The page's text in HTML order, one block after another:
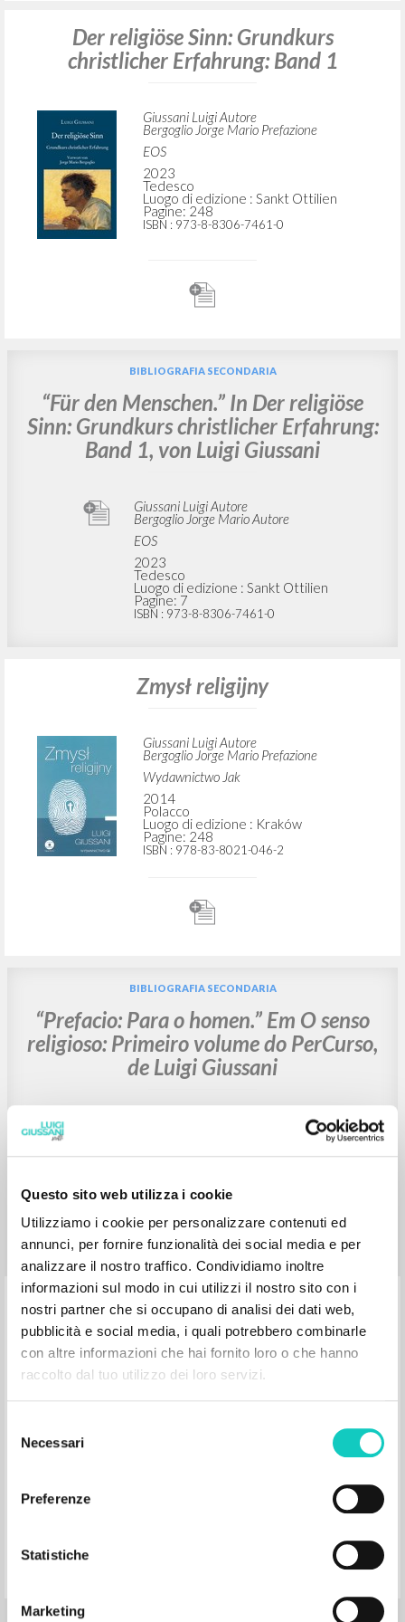
Questo sito web utilizza i cookie
Utilizziamo i cookie per personalizzare contenuti ed
annunci, per fornire funzionalità dei social media e per
analizzare il nostro traffico. Condividiamo inoltre
informazioni sul modo in cui utilizzi il nostro sito con i
nostri partner che si occupano di analisi dei dati web,
pubblicità e social media, i quali potrebbero combinarle
con altre informazioni che hai fornito loro o che hanno
raccolto dal tuo utilizzo dei loro servizi.
delNecessari
Preferenze
Statistiche
Marketing
Der religiöse Sinn: Grundkurs
christlicher Erfahrung: Band 1
Giussani Luigi Autore
Bergoglio Jorge Mario Prefazione
EOS
2023
Tedesco
Luogo di edizione : Sankt Ottilien
Pagine: 248
ISBN : 973-8-8306-7461-0
BIBLIOGRAFIA SECONDARIA
“Für den Menschen.” In Der religiöse
Sinn: Grundkurs christlicher Erfahrung:
Band 1, von Luigi Giussani
Giussani Luigi Autore
Bergoglio Jorge Mario Autore
EOS
2023
Tedesco
Luogo di edizione : Sankt Ottilien
Pagine: 7
ISBN : 973-8-8306-7461-0
Zmysł religijny
Giussani Luigi Autore
Bergoglio Jorge Mario Prefazione
Wydawnictwo Jak
2014
Polacco
Luogo di edizione : Kraków
Pagine: 248
ISBN : 978-83-8021-046-2
BIBLIOGRAFIA SECONDARIA
“Prefacio: Para o homen.” Em O senso
religioso: Primeiro volume do PerCurso,
de Luigi Giussani
Companhia Ilimitada
Portoghese BR
Pagine: 6
ISBN : 978-65-88359-41-9
Le sens religieux: Premier volume du
«Parcours»
Giussani Luigi Autore